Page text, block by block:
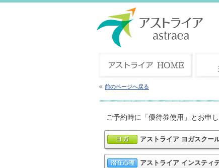
前のページへ戻る
ご予約時に「優待券使用」とお申
アストライア ヨガスク
アストライア インスティ